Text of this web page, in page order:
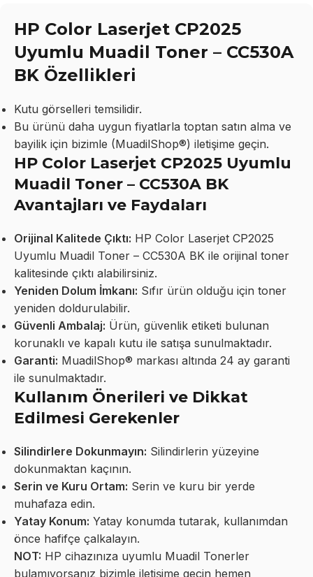
HP Color Laserjet CP2025
Uyumlu Muadil Toner – CC530A
BK Özellikleri
Kutu görselleri temsilidir.
Bu ürünü daha uygun fiyatlarla toptan satın alma ve
bayilik için bizimle (MuadilShop®) iletişime geçin.
HP Color Laserjet CP2025 Uyumlu
Muadil Toner – CC530A BK
Avantajları ve Faydaları
Orijinal Kalitede Çıktı: HP Color Laserjet CP2025
Uyumlu Muadil Toner – CC530A BK ile orijinal toner
kalitesinde çıktı alabilirsiniz.
Yeniden Dolum İmkanı: Sıfır ürün olduğu için toner
yeniden doldurulabilir.
Güvenli Ambalaj: Ürün, güvenlik etiketi bulunan
korunaklı ve kapalı kutu ile satışa sunulmaktadır.
Garanti: MuadilShop® markası altında 24 ay garanti
ile sunulmaktadır.
Kullanım Önerileri ve Dikkat
Edilmesi Gerekenler
Silindirlere Dokunmayın: Silindirlerin yüzeyine
dokunmaktan kaçının.
Serin ve Kuru Ortam: Serin ve kuru bir yerde
muhafaza edin.
Yatay Konum: Yatay konumda tutarak, kullanımdan
önce hafifçe çalkalayın.
NOT: HP cihazınıza uyumlu Muadil Tonerler
bulamıyorsanız bizimle iletişime geçin hemen